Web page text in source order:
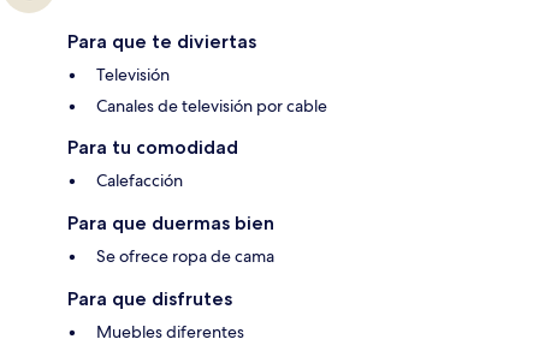
Para que te diviertas
Televisión
Canales de televisión por cable
Para tu comodidad
Calefacción
Para que duermas bien
Se ofrece ropa de cama
Para que disfrutes
Muebles diferentes